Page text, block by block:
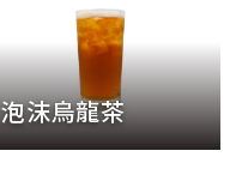
泡沫烏龍茶